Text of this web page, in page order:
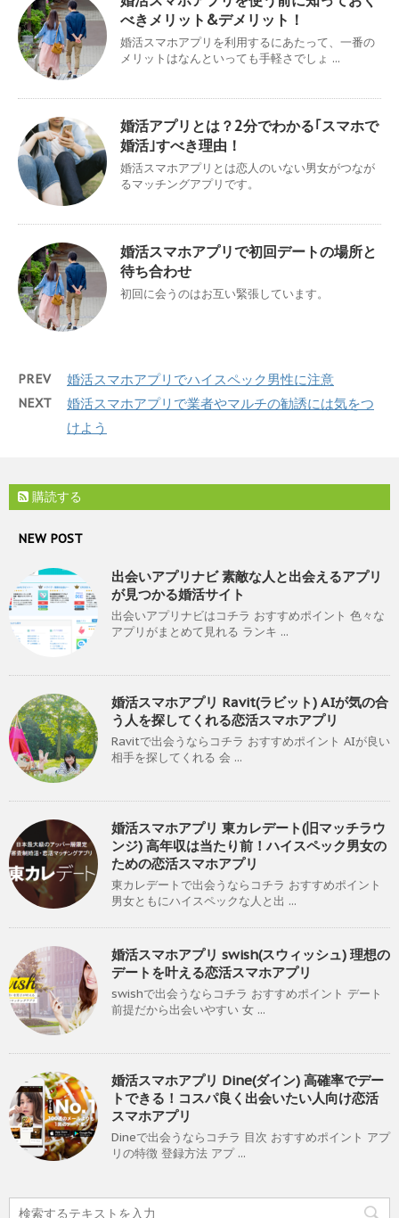
べきメリット&デメリット！
婚活スマホアプリを利用するにあたって、一番の
メリットはなんといっても手軽さでしょ ...
婚活アプリとは？2分でわかる｢スマホで
婚活｣すべき理由！
婚活スマホアプリとは恋人のいない男女がつなが
るマッチングアプリです。
婚活スマホアプリで初回デートの場所と
待ち合わせ
初回に会うのはお互い緊張しています。
PREV 婚活スマホアプリでハイスペック男性に注意
NEXT
婚活スマホアプリで業者やマルチの勧誘には気をつ
けよう
購読する
NEW POST
出会いアプリナビ 素敵な人と出会えるアプリ
が見つかる婚活サイト
出会いアプリナビはコチラ おすすめポイント 色々な
アプリがまとめて見れる ランキ ...
婚活スマホアプリ Ravit(ラビット) AIが気の合
う人を探してくれる恋活スマホアプリ
Ravitで出会うならコチラ おすすめポイント AIが良い
相手を探してくれる 会 ...
婚活スマホアプリ 東カレデート(旧マッチラウ
ンジ) 高年収は当たり前！ハイスペック男女の
ための恋活スマホアプリ
東カレデートで出会うならコチラ おすすめポイント
男女ともにハイスペックな人と出 ...
婚活スマホアプリ swish(スウィッシュ) 理想の
デートを叶える恋活スマホアプリ
swishで出会うならコチラ おすすめポイント デート
前提だから出会いやすい 女 ...
婚活スマホアプリ Dine(ダイン) 高確率でデー
トできる！コスパ良く出会いたい人向け恋活
スマホアプリ
Dineで出会うならコチラ 目次 おすすめポイント アプ
リの特徴 登録方法 アプ ...